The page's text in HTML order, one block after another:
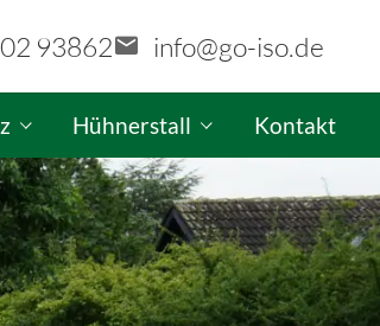
93862 info@go-iso.de
Konfigurator
Hühnerstall
GO-ISO Hühnerstall-
Kontakt